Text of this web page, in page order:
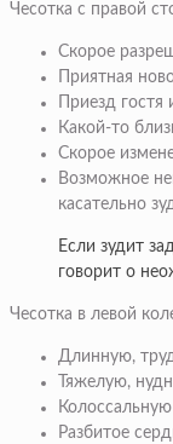
Чесотка с правой
Скорое
Приятная
Приезд гостя
Какой-то
Скорое
Возможное
касательно
Если зудит
говорит о
Чесотка в левой
Длинную,
Тяжелую,
Разбитое